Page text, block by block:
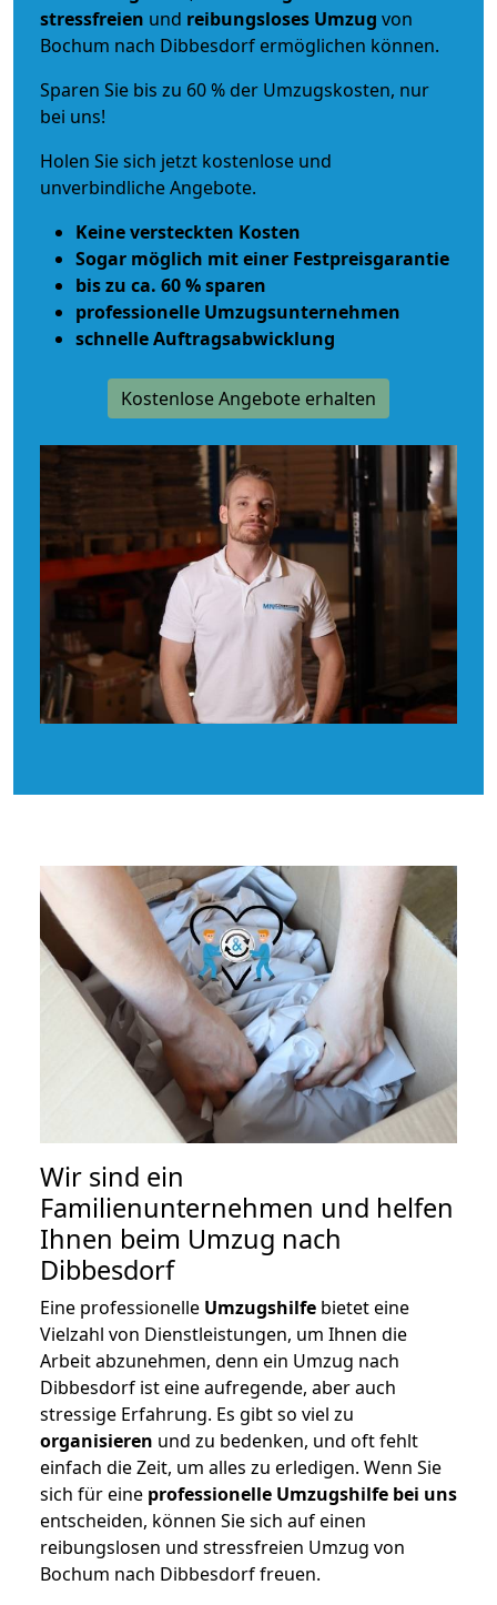
stressfreien und reibungsloses Umzug von
Bochum nach Dibbesdorf ermöglichen können.
Sparen Sie bis zu 60 % der Umzugskosten, nur
bei uns!
Holen Sie sich jetzt kostenlose und
unverbindliche Angebote.
Keine versteckten Kosten
Sogar möglich mit einer Festpreisgarantie
bis zu ca. 60 % sparen
professionelle Umzugsunternehmen
schnelle Auftragsabwicklung
Kostenlose Angebote erhalten
Wir sind ein
Familienunternehmen und helfen
Ihnen beim Umzug nach
Dibbesdorf
Eine professionelle Umzugshilfe bietet eine
Vielzahl von Dienstleistungen, um Ihnen die
Arbeit abzunehmen, denn ein Umzug nach
Dibbesdorf ist eine aufregende, aber auch
stressige Erfahrung. Es gibt so viel zu
organisieren und zu bedenken, und oft fehlt
einfach die Zeit, um alles zu erledigen. Wenn Sie
sich für eine professionelle Umzugshilfe bei uns
entscheiden, können Sie sich auf einen
reibungslosen und stressfreien Umzug von
Bochum nach Dibbesdorf freuen.